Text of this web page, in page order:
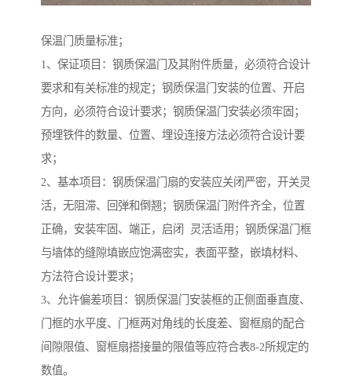
保温门质量标准；
1、保证项目：钢质保温门及其附件质量，必须符合设计
要求和有关标准的规定；钢质保温门安装的位置、开启
方向，必须符合设计要求；钢质保温门安装必须牢固；
预埋铁件的数量、位置、埋设连接方法必须符合设计要
求；
2、基本项目：钢质保温门扇的安装应关闭严密，开关灵
活，无阻滞、回弹和倒翘；钢质保温门附件齐全，位置
正确，安装牢固、端正，启闭 灵活适用；钢质保温门框
与墙体的缝隙填嵌应饱满密实，表面平整，嵌填材料、
方法符合设计要求；
3、允许偏差项目：钢质保温门安装框的正侧面垂直度、
门框的水平度、门框两对角线的长度差、窗框扇的配合
间隙限值、窗框扇搭接量的限值等应符合表8-2所规定的
数值。